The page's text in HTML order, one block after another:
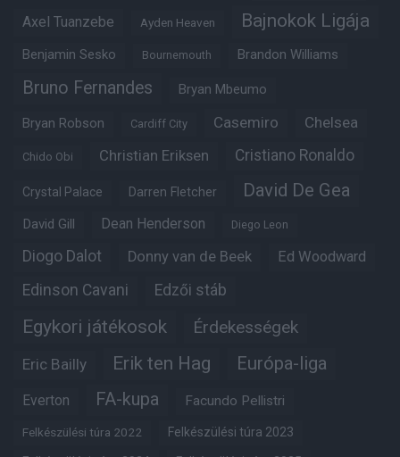
Axel Tuanzebe Ayden Heaven Bajnokok Ligája
Benjamin Sesko Bournemouth Brandon Williams
Bruno Fernandes Bryan Mbeumo
Bryan Robson Cardiff City Casemiro Chelsea
Chido Obi Christian Eriksen Cristiano Ronaldo
Crystal Palace Darren Fletcher David De Gea
David Gill Dean Henderson Diego Leon
Diogo Dalot Donny van de Beek Ed Woodward
Edinson Cavani Edzői stáb
Egykori játékosok Érdekességek
Eric Bailly Erik ten Hag Európa-liga
Everton FA-kupa Facundo Pellistri
Felkészülési túra 2022 Felkészülési túra 2023